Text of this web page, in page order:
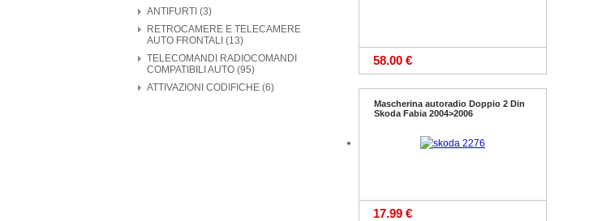
ANTIFURTI (3)
RETROCAMERE E TELECAMERE
AUTO FRONTALI (13)
TELECOMANDI RADIOCOMANDI
COMPATIBILI AUTO (95)
ATTIVAZIONI CODIFICHE (6)
58.00 €
Mascherina autoradio Doppio 2 Din
Skoda Fabia 2004>2006
17.99 €